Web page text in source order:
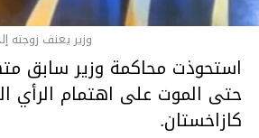
وزير يعنف زوجته
استحوذت محاكمة وزير سابق
حتى الموت على اهتمام الرأي
كازاخستان.